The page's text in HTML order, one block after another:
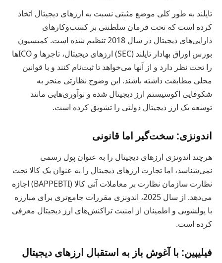
تایلند به طور کلی موضع مثبتی نسبت به ارزهای دیجیتال اتخاذ
کرده است که تحت فرمان سلطنتی بر کسب‌وکارهای
دارایی‌های دیجیتال در سال 2018 تنظیم شده است. کمیسیون
بورس اوراق بهادار تایلند (SEC) ارزهای دیجیتال، تاجرها و ICOها
را تحت نظر دارد و از آنها می‌خواهد تا ثبت‌نام کنند و با قوانین
محلی مطابقت داشته باشند. این وضوح نظارتی منجر به
شکوفایی اکوسیستم ارز دیجیتال شده و نوآوری‌هایی مانند
توسعه یک ارز دیجیتال دولتی را تشویق کرده است.
اندونزی: سخت‌گیر اما قانونی
هرچند اندونزی ارزهای دیجیتال را به عنوان پول رسمی
نمی‌شناسد، اما تجارت ارزهای دیجیتال را به عنوان یک کالا تحت
نظارت سازمان نظارت بر معاملات آتی کالا (BAPPEBTI) اجازه
می‌دهد. از سال 2025، اندونزی مقررات جامع‌تری برای مبارزه
با پولشویی و اطمینان از امنیت تراکنش‌های ارز دیجیتال معرفی
کرده است.
فیلیپین: با آغوش باز به استقبال ارزهای دیجیتال